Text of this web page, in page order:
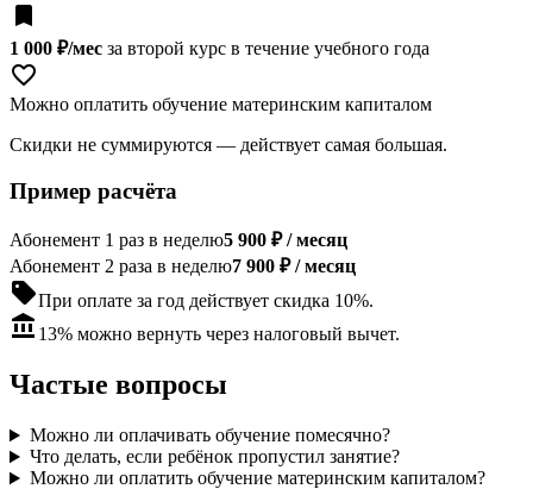
bookmark
1 000 ₽/мес за второй курс в течение учебного года
favorite_border
Можно оплатить обучение материнским капиталом
Скидки не суммируются — действует самая большая.
Пример расчёта
Абонемент 1 раз в неделю5 900 ₽/ месяц
Абонемент 2 раза в неделю7 900 ₽/ месяц
sellПри оплате за год действует скидка 10%.
account_balance 13% можно вернуть через налоговый вычет.
Частые вопросы
Можно ли оплачивать обучение помесячно?
Что делать, если ребёнок пропустил занятие?
Можно ли оплатить обучение материнским капиталом?